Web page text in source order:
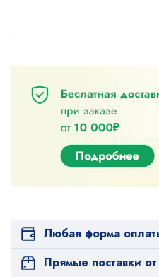
Любая форма
Прямые поставки